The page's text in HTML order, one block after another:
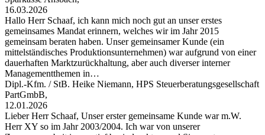
16.03.2026
Hallo Herr Schaaf, ich kann mich noch gut an unser erstes
gemeinsames Mandat erinnern, welches wir im Jahr 2015
gemeinsam beraten haben. Unser gemeinsamer Kunde (ein
mittelständisches Produktionsunternehmen) war aufgrund von einer
dauerhaften Marktzurückhaltung, aber auch diverser interner
Managementthemen in…
Dipl.-Kfm. / StB. Heike Niemann, HPS Steuerberatungsgesellschaft
PartGmbB,
12.01.2026
Lieber Herr Schaaf, Unser erster gemeinsame Kunde war m.W.
Herr XY so im Jahr 2003/2004. Ich war von unserer